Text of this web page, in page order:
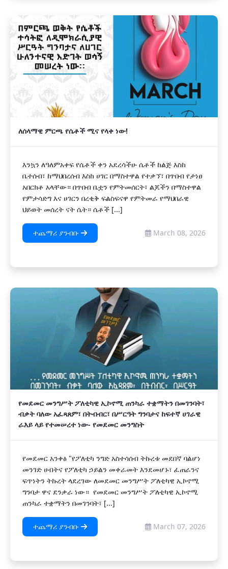
ለሰላማዊ ምርጫ የሴቶች ሚና የላቀ ነው!
እንኳን ለዓለምአቀፍ የሴቶች ቀን አደረሳችሁ ሴቶች ከልጅ እስከ
ቤተሰብ፣ ከማህበረሰብ እስከ ሀገር በማስተዋል የተቃኘ፣ በጥበብ የታነፀ
አበርክቶ አላቸው። በጥበብ ቤቷን የምትመሰርት፣ ልጆችን በማስተዋል
የምታሳድግ እና ሀገርን በረቂቅ ፍልስፍናዋ የምትመራ የማህበራዊ
ህይወት መሰረት ናት ሴት። ሴቶች [...]
ተጨማሪ ያንብቡ March 08, 2026
የመደመር መንግሥት ፖለቲካዊ ኢኮኖሚ ጠንካራ ተቋማትን በመገንባት፣
ብቃት ባለው አፈጻጸም፣ በትብብር፣ በሥርዓት ግንባታና ከፍተኛ ሀገራዊ
ራእይ ላይ የተመሠረተ ነው- የመደመር መንግስት
የመደመር አንቀፅ "የፖለቲካ ንግድ አስተሳሰብ ትኩረቱ መደበኛ ባልሆነ
መንገድ ሀብትና የፖለቲካ ኃይልን መቀራመት እንደመሆኑ፣ ፈጠራንና
ፍጥነትን ትኩረት ላደረገው ለመደመር መንግሥት ፖለቲካዊ ኢኮኖሚ
ግንባታ ዋና ደንቃራ ነው። የመደመር መንግሥት ፖለቲካዊ ኢኮኖሚ
ጠንካራ ተቋማትን በመገንባት፣ [...]
ተጨማሪ ያንብቡ March 07, 2026